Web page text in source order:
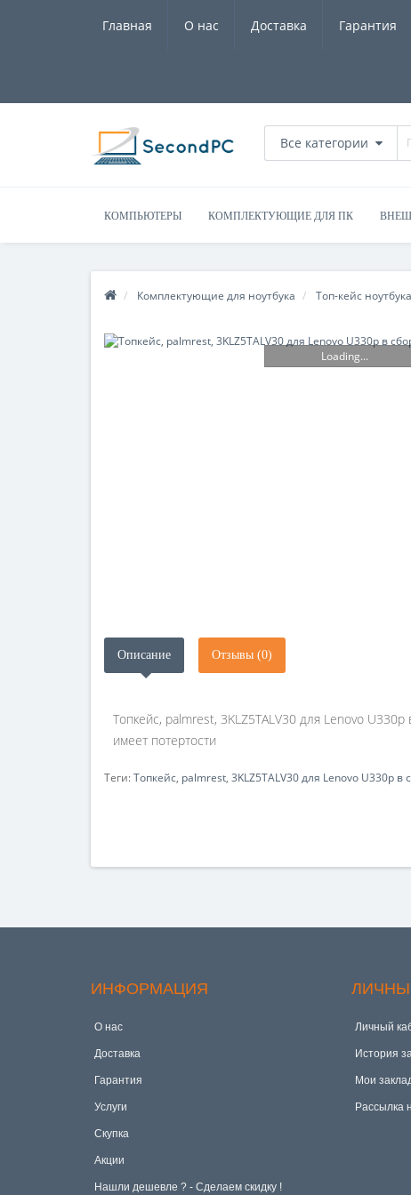
Главная О нас Доставка Гарантия
Все категории
КОМПЬЮТЕРЫ КОМПЛЕКТУЮЩИЕ ДЛЯ ПК
Комплектующие для ноутбука Топ-кейс ноутбука
Loading...
Описание Отзывы (0)
Топкейс, palmrest, 3KLZ5TALV30 для Lenovo U330p
имеет потертости
Теги:Топкейс, palmrest, 3KLZ5TALV30 для Lenovo U330p в
ИНФОРМАЦИЯ
О нас
Доставка
Гарантия
Услуги
Скупка
Акции
Hашли дешевле ? - Сделаем скидку !
Личный
История
Мои
Рассылка